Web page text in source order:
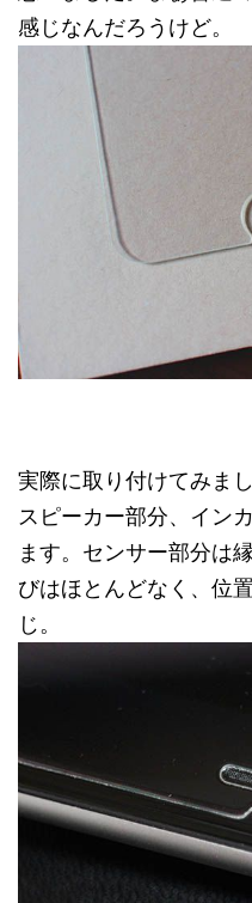
感じなんだろうけど。
実際に取り付けてみまし
スピーカー部分、イン
ます。センサー部分は
びはほとんどなく、位
じ。